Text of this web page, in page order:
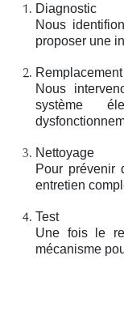
Diagnostic
Nous
proposer une
Nous
système
Nettoyage
Pour prévenir
entretien
Test
Une fois le
mécanisme